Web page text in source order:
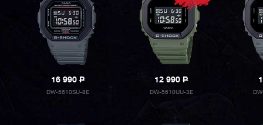
16 990P
DW-5610SU-8E
12 990P
DW-5610UU-3E